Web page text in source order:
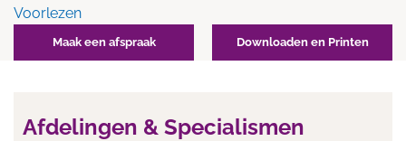
Voorlezen
Maak een afspraak Downloaden en Printen
Afdelingen & Specialismen